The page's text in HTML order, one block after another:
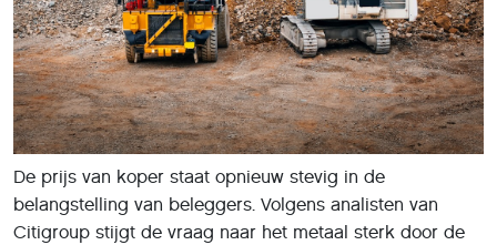
De prijs van koper staat opnieuw stevig in de
belangstelling van beleggers. Volgens analisten van
Citigroup stijgt de vraag naar het metaal sterk door de